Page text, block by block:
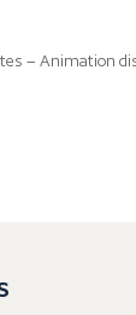
– Animation